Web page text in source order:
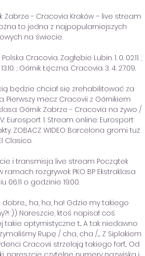
Zabrze - Cracovia Kraków – live stream
to jedna z najpopularniejszych
na świecie.
Cracovia. Zagłębie Lubin. 1. 0. 02.11. ;
; Górnik Łęczna. Cracovia. 3. 4. 27.09.
będzie chciał się zrehabilitować za
Pierwszy mecz Cracovii z Górnikiem
Górnik Zabrze - Cracovia na żywo /
Eurosport 1. Stream online: Eurosport
ZOBACZ WIDEO Barcelona gromi tuż
Clasico.
i transmisja live stream Początek
rozgrywek PKO BP Ekstraklasa
o godzinie 19:00.
ha, ha, ha! Gdzie my takiego
:)) Nareszcie, ktoś napisał coś
optymistyczne t... A tak niedawno
Rupę / cha, cha /..... Z Siplakiem
Cracovii strzelają takiego farf... Od